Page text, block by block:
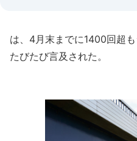
は、4月末までに1400回超
たびたび言及された。